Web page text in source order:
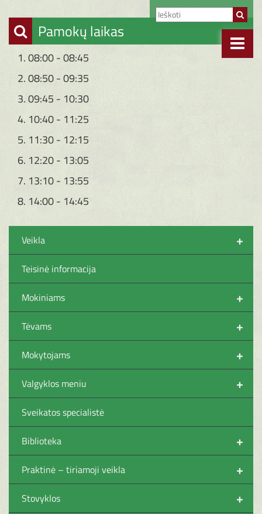
Pamokų laikas
1. 08:00 - 08:45
2. 08:50 - 09:35
3. 09:45 - 10:30
4. 10:40 - 11:25
5. 11:30 - 12:15
6. 12:20 - 13:05
7. 13:10 - 13:55
8. 14:00 - 14:45
+
Veikla
Teisinė informacija
+
Mokiniams
+
Tėvams
+
Mokytojams
+
Valgyklos meniu
Sveikatos specialistė
+
Biblioteka
+
Praktinė – tiriamoji veikla
+
Stovyklos